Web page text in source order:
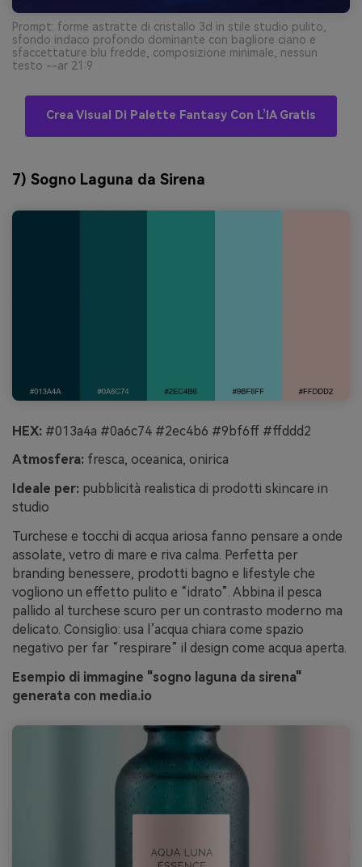
Prompt: forme astratte di cristallo 3d in stile studio pulito,
sfondo indaco profondo dominante con bagliore ciano e
sfaccettature blu fredde, composizione minimale, nessun
testo --ar 21:9
Crea Visual Di Palette Fantasy Con L’IA Gratis
7) Sogno Laguna da Sirena
HEX: #013a4a #0a6c74 #2ec4b6 #9bf6ff #ffddd2
Atmosfera: fresca, oceanica, onirica
Ideale per: pubblicità realistica di prodotti skincare in
studio
Turchese e tocchi di acqua ariosa fanno pensare a onde
assolate, vetro di mare e riva calma. Perfetta per
branding benessere, prodotti bagno e lifestyle che
vogliono un effetto pulito e “idrato”. Abbina il pesca
pallido al turchese scuro per un contrasto moderno ma
delicato. Consiglio: usa l’acqua chiara come spazio
negativo per far “respirare” il design come acqua aperta.
Esempio di immagine "sogno laguna da sirena"
generata con media.io